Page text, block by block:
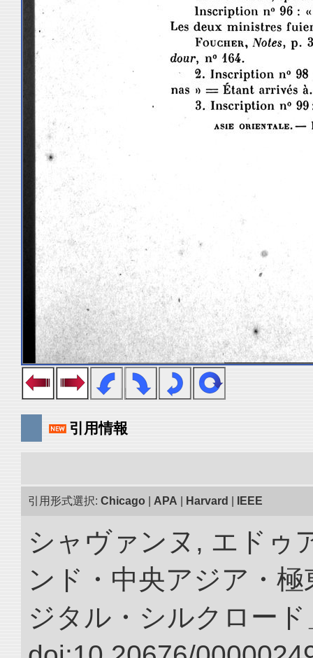
引用情報
引用形式選択: Chicago APA Harvard IEEE
シャヴァンヌ, エドゥ
ンド・中央アジア・
ジタル・シルクロー